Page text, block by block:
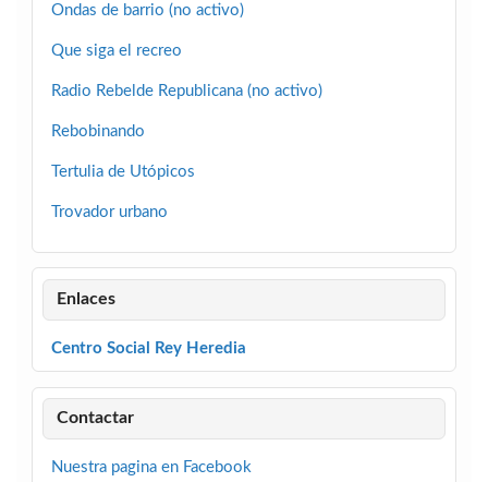
Ondas de barrio (no activo)
Que siga el recreo
Radio Rebelde Republicana (no activo)
Rebobinando
Tertulia de Utópicos
Trovador urbano
Enlaces
Centro Social Rey Heredia
Contactar
Nuestra pagina en Facebook